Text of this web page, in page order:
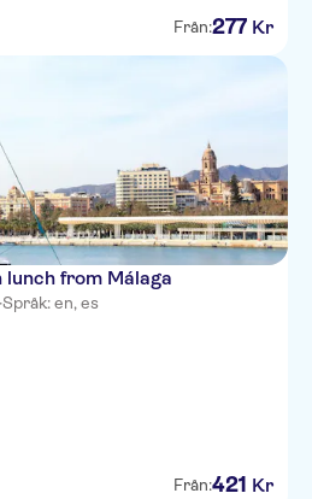
Från:277 Kr
from Málaga
·Språk: en, es
Från:421 Kr